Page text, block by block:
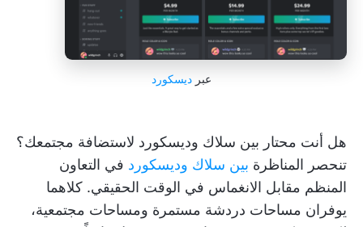
عبر ديسكورد
هل أنت محتار بين سلاك وديسكورد لاستضافة مجتمعك؟
تنحصر المناظرة بين سلاك وديسكورد في التعاون
المنظم مقابل الانغماس في الوقت الحقيقي. كلاهما
يوفران مساحات دردشة مستمرة ومساحات مجتمعية،